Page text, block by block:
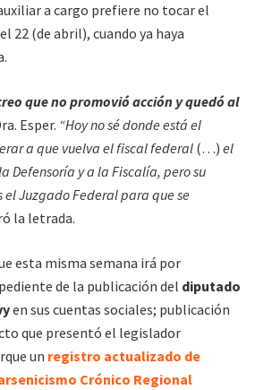
a cargo prefiere no tocar el
22 (de abril), cuando ya haya
que no promovió acción y quedó al
Esper. “Hoy no sé donde está el
a que vuelva el fiscal federal (…) el
Defensoría y a la Fiscalía, pero su
Juzgado Federal para que se
la letrada.
esta misma semana irá por
de la publicación del diputado
en sus cuentas sociales; publicación
que presentó el legislador
un registro actualizado de
Crónico Regional